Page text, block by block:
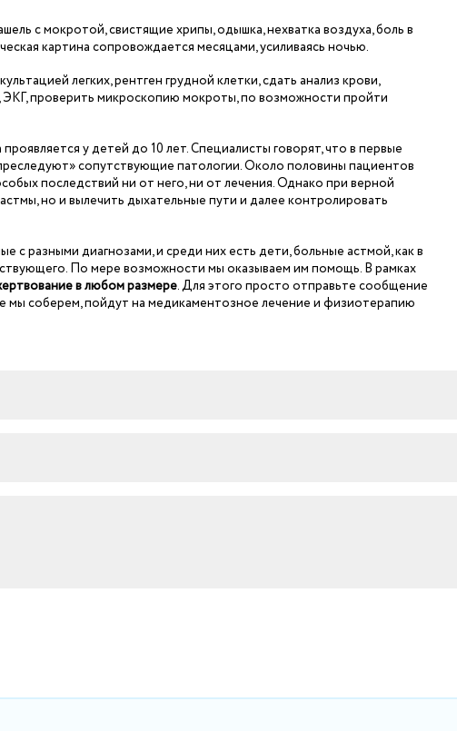
с мокротой, свистящие хрипы, одышка, нехватка воздуха, боль в
картина сопровождается месяцами, усиливаясь ночью.
легких, рентген грудной клетки, сдать анализ крови,
ЭКГ, проверить микроскопию мокроты, по возможности пройти
у детей до 10 лет. Специалисты говорят, что в первые
сопутствующие патологии. Около половины пациентов
последствий ни от него, ни от лечения. Однако при верной
но и вылечить дыхательные пути и далее контролировать
разными диагнозами, и среди них есть дети, больные астмой, как в
По мере возможности мы оказываем им помощь. В рамках
в любом размере. Для этого просто отправьте сообщение
мы соберем, пойдут на медикаментозное лечение и физиотерапию